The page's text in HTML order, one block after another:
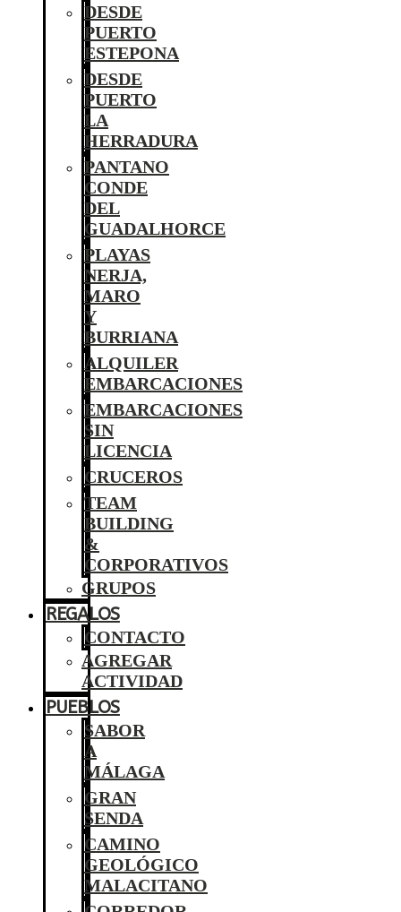
DESDE
PUERTO
ESTEPONA
DESDE
PUERTO
LA
HERRADURA
PANTANO
CONDE
DEL
GUADALHORCE
PLAYAS
NERJA,
MARO
Y
BURRIANA
ALQUILER
EMBARCACIONES
EMBARCACIONES
SIN
LICENCIA
CRUCEROS
TEAM
BUILDING
&
CORPORATIVOS
GRUPOS
REGALOS
CONTACTO
AGREGAR
ACTIVIDAD
PUEBLOS
SABOR
A
MÁLAGA
GRAN
SENDA
CAMINO
GEOLÓGICO
MALACITANO